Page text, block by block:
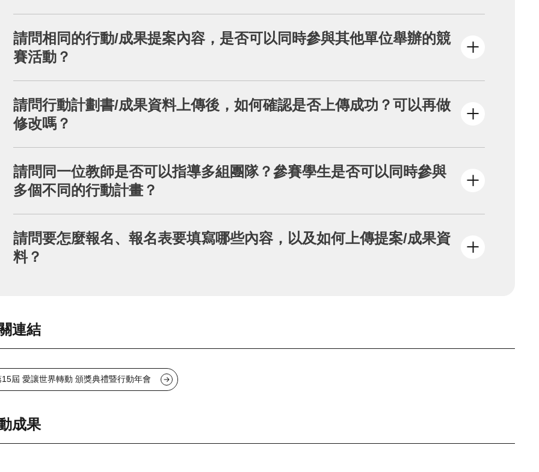
第一階段提案未入選的團隊可自由選擇是否參與第二階段成果提案。
請問相同的行動/成果提案內容，是否可以同時參與其他單位舉辦的競
賽活動？
可以，本活動並無相關限制。
請問行動計劃書/成果資料上傳後，如何確認是否上傳成功？可以再做
修改嗎？
在規定的資料上傳期限內，你可以至「愛讓世界轉動」-「投稿資料查詢/修改」，輸入您報名時填
寫之信箱及電話，即可查詢及編輯已上傳之資料。於徵件期間內，如您未查詢到相關紀錄，或有紀
錄但未出現可編輯之按鈕，即表示報名及資料上傳失敗，請重新填寫報名表及上傳「提案/成果」資
請問同一位教師是否可以指導多組團隊？參賽學生是否可以同時參與
多個不同的行動計畫？
可以。同一位教師可指導多組團隊；參賽學生也可以同時參與多組團隊計畫，本活動並無相關限
制。
請問要怎麼報名、報名表要填寫哪些內容，以及如何上傳提案/成果資
料？
備好您的提案內容，再進入活動報名表單，並確保所有內容都填寫完成後再送出。
連結
15屆 愛讓世界轉動 頒獎典禮暨行動年會
成果